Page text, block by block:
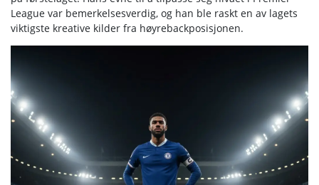
League var bemerkelsesverdig, og han ble raskt en av lagets
viktigste kreative kilder fra høyrebackposisjonen.